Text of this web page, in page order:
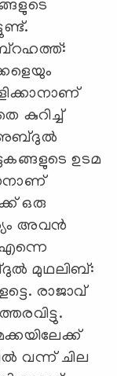
കുറിച്ച്
അബ്ദുല്‍
ഉടമ
ഒരു
അവന്‍
മുഥലിബ്:
രാജാവ്
വന്ന് ചില